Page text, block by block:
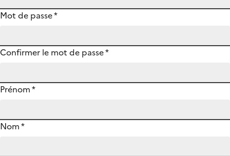
Mot de passe*
Confirmer le mot de passe*
Prénom*
Nom*